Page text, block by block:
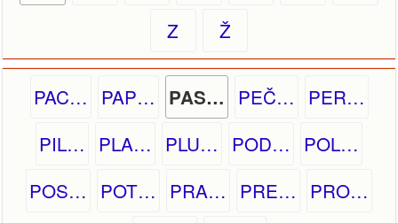
Z
Ž
PAC… PAP… PAS… PEČ… PER…
PIL… PLA… PLU… POD… POL…
POS… POT… PRA… PRE… PRO…